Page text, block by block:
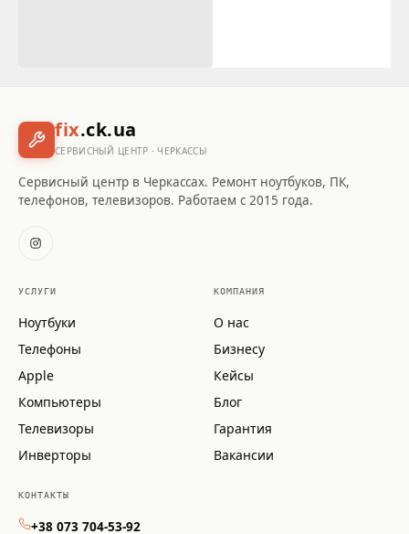
fix.ck.ua
СЕРВИСНЫЙ ЦЕНТР · ЧЕРКАССЫ
Сервисный центр в Черкассах. Ремонт ноутбуков, ПК,
телефонов, телевизоров. Работаем с 2015 года.
УСЛУГИ
Ноутбуки
Телефоны
Apple
Компьютеры
Телевизоры
Инверторы
КОМПАНИЯ
О нас
Бизнесу
Кейсы
Блог
Гарантия
Вакансии
КОНТАКТЫ
+38 073 704-53-92